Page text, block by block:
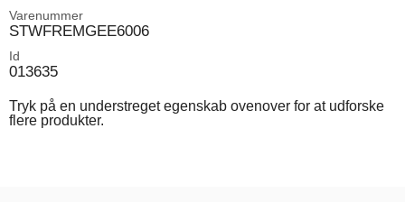
Varenummer
STWFREMGEE6006
Id
013635
Tryk på en understreget egenskab ovenover for at udforske
flere produkter.